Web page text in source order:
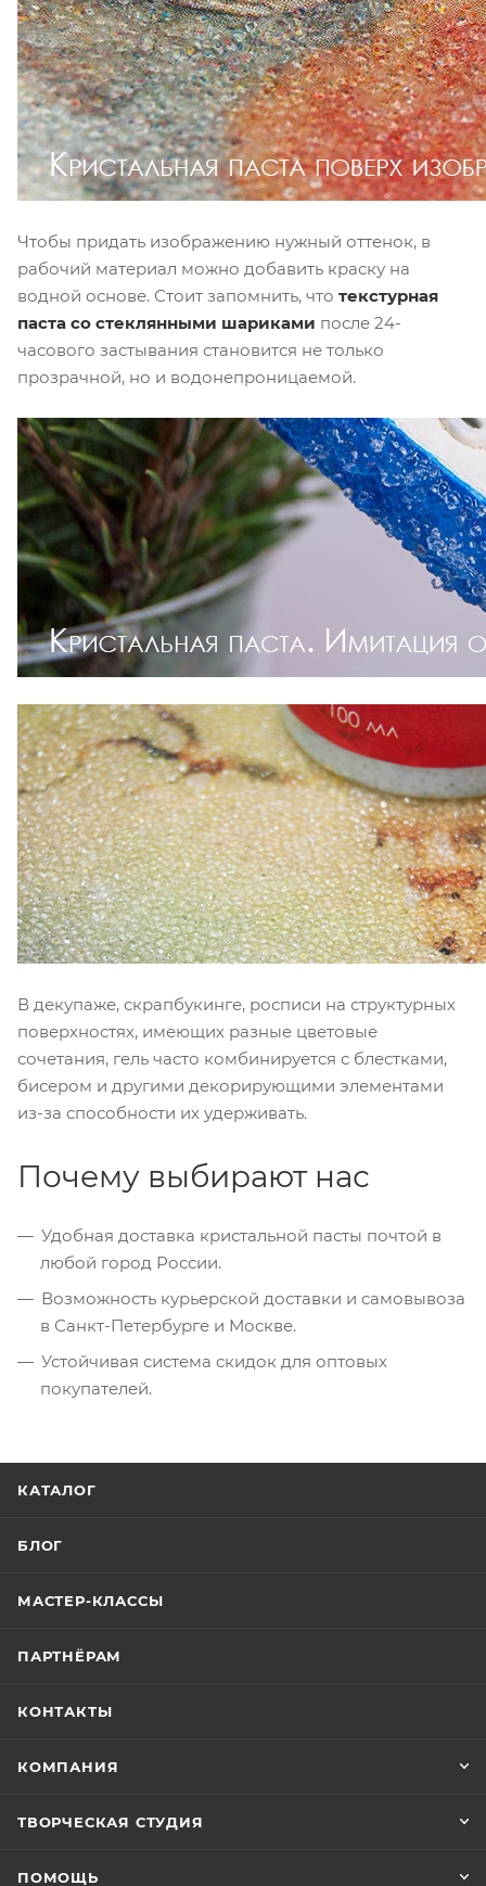
Чтобы придать изображению нужный оттенок, в
рабочий материал можно добавить краску на
водной основе. Стоит запомнить, что текстурная
паста со стеклянными шариками после 24-
часового застывания становится не только
прозрачной, но и водонепроницаемой.
В декупаже, скрапбукинге, росписи на структурных
поверхностях, имеющих разные цветовые
сочетания, гель часто комбинируется с блестками,
бисером и другими декорирующими элементами
из-за способности их удерживать.
Почему выбирают нас
Удобная доставка кристальной пасты почтой в
любой город России.
Возможность курьерской доставки и самовывоза
в Санкт-Петербурге и Москве.
Устойчивая система скидок для оптовых
покупателей.
КАТАЛОГ
БЛОГ
МАСТЕР-КЛАССЫ
ПАРТНЁРАМ
КОНТАКТЫ
КОМПАНИЯ
ТВОРЧЕСКАЯ СТУДИЯ
ПОМОЩЬ